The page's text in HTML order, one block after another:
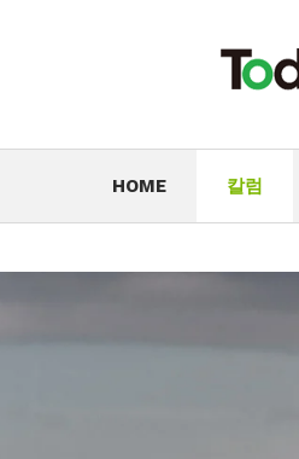
HOME 칼럼